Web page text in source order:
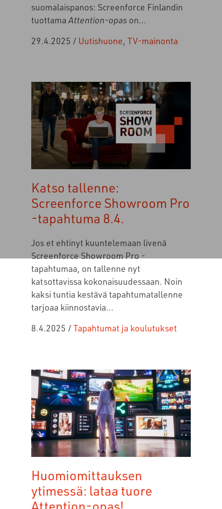
suomalaispanos: Screenforce Finlandin
tuottama Attention-opas on...
29.4.2025 / Uutishuone, TV-mainonta
Katso tallenne:
Screenforce Showroom Pro
-tapahtuma 8.4.
Jos et ehtinyt kuuntelemaan livenä
Screenforce Showroom Pro -
tapahtumaa, on tallenne nyt
katsottavissa kokonaisuudessaan. Noin
kaksi tuntia kestävä tapahtumatallenne
tarjoaa kiinnostavia...
8.4.2025 /Tapahtumat ja koulutukset
Huomiomittauksen
ytimessä: lataa tuore